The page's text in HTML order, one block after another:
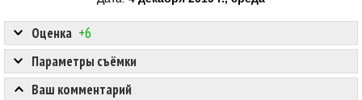
Оценка +6
Параметры съёмки
Ваш комментарий